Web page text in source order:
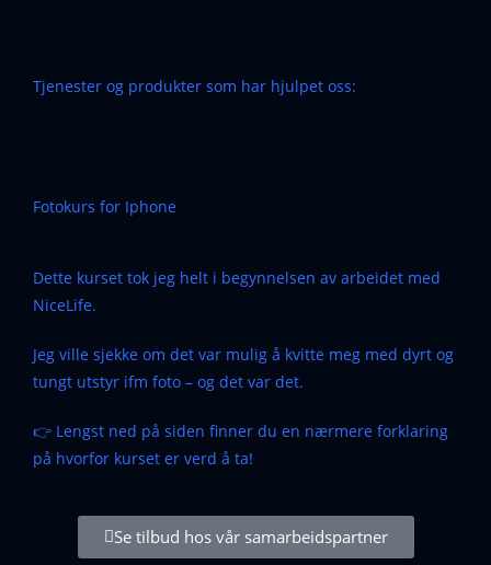
Tjenester og produkter som har hjulpet oss:
Fotokurs for Iphone
Dette kurset tok jeg helt i begynnelsen av arbeidet med
NiceLife.
Jeg ville sjekke om det var mulig å kvitte meg med dyrt og
tungt utstyr ifm foto – og det var det.
👉 Lengst ned på siden finner du en nærmere forklaring
på hvorfor kurset er verd å ta!
Se tilbud hos vår samarbeidspartner